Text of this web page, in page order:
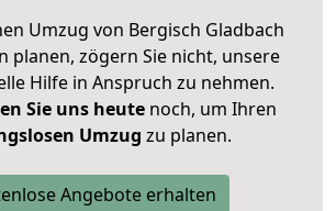
Umzug von Bergisch Gladbach
planen, zögern Sie nicht, unsere
Hilfe in Anspruch zu nehmen.
Sie uns heutenoch, um Ihren
Umzug zu planen.
Angebote erhalten